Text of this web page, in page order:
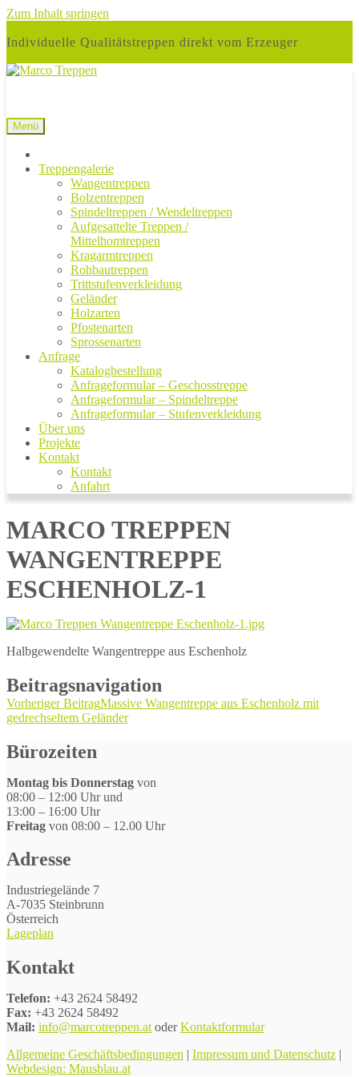
Zum Inhalt springen
Individuelle Qualitätstreppen direkt vom Erzeuger
Menü
Treppengalerie
Wangentreppen
Bolzentreppen
Spindeltreppen / Wendeltreppen
Aufgesattelte Treppen /
Mittelhomtreppen
Kragarmtreppen
Rohbautreppen
Trittstufenverkleidung
Geländer
Holzarten
Pfostenarten
Sprossenarten
Anfrage
Katalogbestellung
Anfrageformular – Geschosstreppe
Anfrageformular – Spindeltreppe
Anfrageformular – Stufenverkleidung
Über uns
Projekte
Kontakt
Kontakt
Anfahrt
MARCO TREPPEN
WANGENTREPPE
ESCHENHOLZ-1
Halbgewendelte Wangentreppe aus Eschenholz
Beitragsnavigation
Vorheriger BeitragMassive Wangentreppe aus Eschenholz mit
gedrechseltem Geländer
Bürozeiten
Montag bis Donnerstag von
08:00 – 12:00 Uhr und
13:00 – 16:00 Uhr
Freitag von 08:00 – 12.00 Uhr
Adresse
Industriegelände 7
A-7035 Steinbrunn
Österreich
Lageplan
Kontakt
Telefon: +43 2624 58492
Fax: +43 2624 58492
Mail: info@marcotreppen.at oderKontaktformular
Allgemeine Geschäftsbedingungen | Impressum und Datenschutz |
Webdesign: Mausblau.at